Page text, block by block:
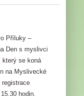
Příluky –
Den s myslivci
který se koná
na Myslivecké
hodin.